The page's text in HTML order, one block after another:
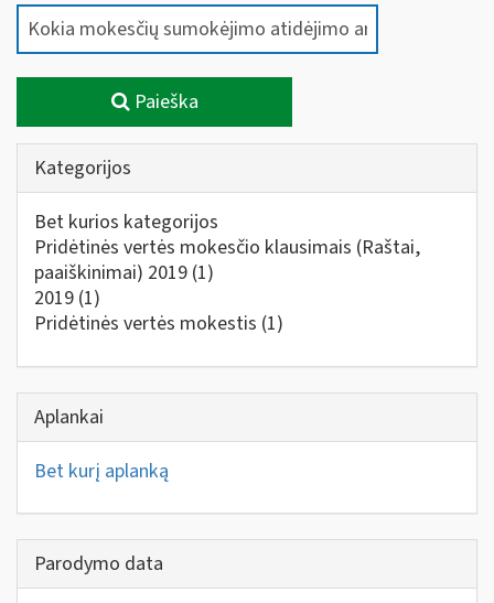
Paieška
Kategorijos
Bet kurios kategorijos
Pridėtinės vertės mokesčio klausimais (Raštai,
paaiškinimai) 2019 (1)
2019 (1)
Pridėtinės vertės mokestis (1)
Aplankai
Bet kurį aplanką
Parodymo data